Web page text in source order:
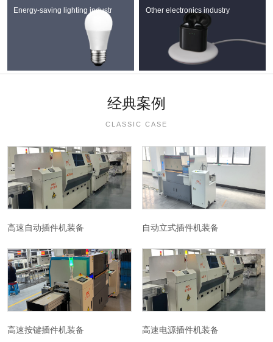
Energy-saving lighting industr Other electronics industry
经典案例
CLASSIC CASE
高速自动插件机装备 自动立式插件机装备
高速按键插件机装备 高速电源插件机装备